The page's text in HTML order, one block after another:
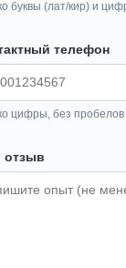
буквы (лат/кир) и
телефон
цифры, без
отзыв